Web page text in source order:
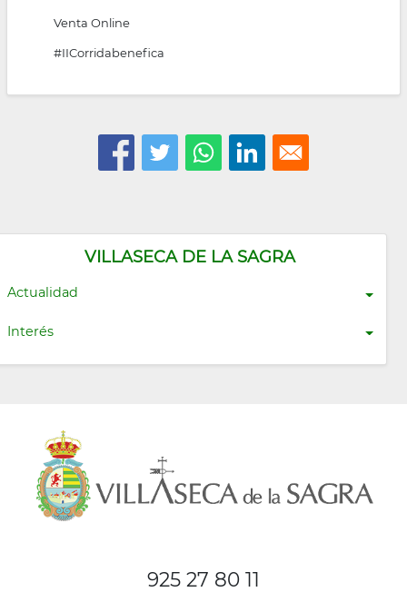
VILLASECA DE LA SAGRA
Actualidad
Interés
Venta Online
#IICorridabenefica
925 27 80 11